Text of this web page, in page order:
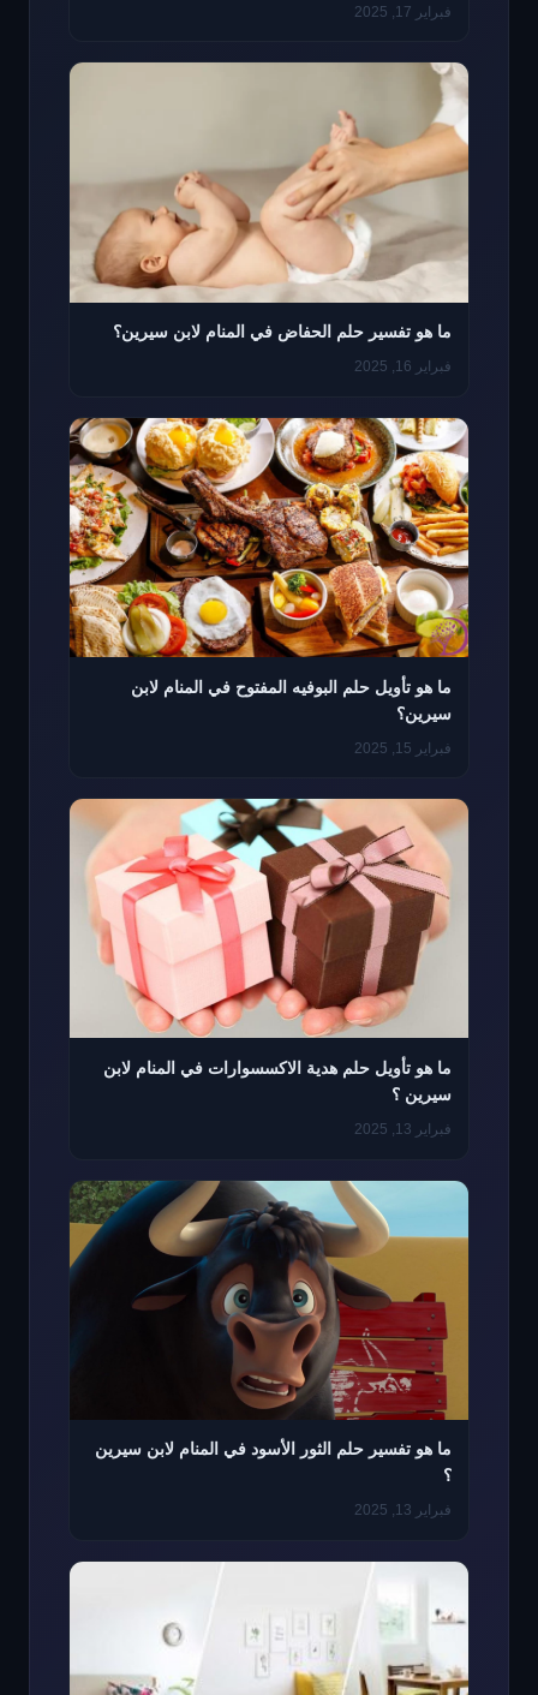
فبراير 17, 2025
ما هو تفسير حلم الحفاض في المنام لابن سيرين؟
فبراير 16, 2025
ما هو تأويل حلم البوفيه المفتوح في المنام لابن
سيرين؟
فبراير 15, 2025
ما هو تأويل حلم هدية الاكسسوارات في المنام لابن
سيرين ؟
فبراير 13, 2025
ما هو تفسير حلم الثور الأسود في المنام لابن سيرين
؟
فبراير 13, 2025